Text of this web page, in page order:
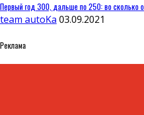
Первый год 300, дальше по 250: во сколько
team autoKa 03.09.2021
Реклама